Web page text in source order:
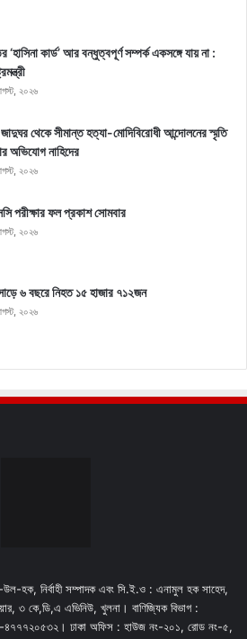
‘হাসিনা কার্ড’ আর বন্ধুত্বপূর্ণ সম্পর্ক একসঙ্গে যায় না :
২০২৬
থেকে সীমান্ত হত্যা-মোদিবিরোধী আন্দোলনের স্মৃতি
অভিযোগ নাহিদের
২০২৬
পরীক্ষার ফল প্রকাশ সোমবার
২০২৬
৬ বছরে নিহত ১৫ হাজার ৭১২জন
২০২৬
হক, নির্বাহী সম্পাদক এবং সি.ই.ও : এনামুল হক সাহেদ,
৩ কে,ডি,এ এভিনিউ, খুলনা। বাণিজ্যিক বিভাগ :
৪৭৭৭২০৫৩২। ঢাকা অফিস : হাউজ নং-২০১, রোড নং-৫,